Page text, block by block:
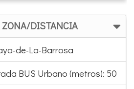
ZONA/DISTANCIA
de-La-Barrosa
BUS Urbano (metros): 50